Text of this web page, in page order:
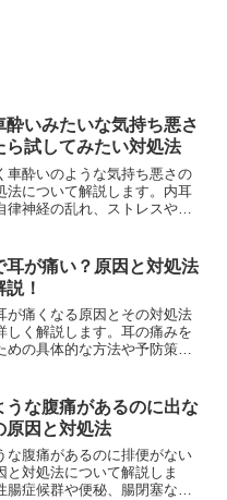
酔いみたいな気持ち悪さ
ら試してみたい対処法
車酔いのような気持ち悪さの
法について解説します。内耳
律神経の乱れ、ストレスやう
医師に相談することが重要で
活でできる対策も紹介しま
耳が痛い？原因と対処法
！
が痛くなる原因とその対処法
しく解説します。耳の痛みを
めの具体的な方法や予防策を
うな腹痛があるのに出な
原因と対処法
な腹痛があるのに排便がない
と対処法について解説しま
腸症候群や便秘、腸閉塞など